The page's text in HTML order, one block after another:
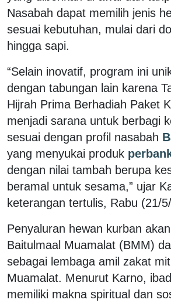
Nasabah dapat memilih jenis
sesuai kebutuhan, mulai dari
hingga sapi.
“Selain inovatif, program ini
dengan tabungan lain karena
Hijrah Prima Berhadiah Paket
menjadi sarana untuk berbagi
sesuai dengan profil nasabah
yang menyukai produk
dengan nilai tambah berupa
beramal untuk sesama,” ujar
keterangan tertulis, Rabu (21/
Penyaluran hewan kurban
Baitulmaal Muamalat (BMM)
sebagai lembaga amil zakat
Muamalat. Menurut Karno,
memiliki makna spiritual dan